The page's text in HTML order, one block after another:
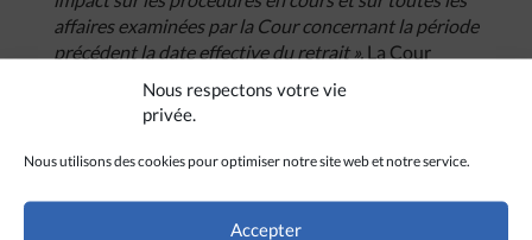
Nous respectons votre vie
privée.
Nous utilisons des cookies pour optimiser notre site web et notre service.
Accepter
affaires examinées par la Cour concernant la période
précédent la date effective du retrait ». La Cour
pénale internationale, créée en 2002, est une
organisation intergouvernementale et
internationale qui siège à La Haye, aux Pays-Bas.
Elle a compétence pour poursuivre les personnes
de crimes d’agression et de crime de guerre.